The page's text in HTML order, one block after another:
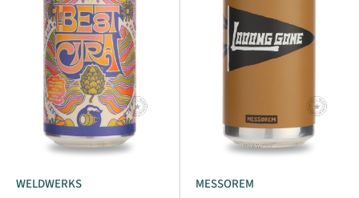
WELDWERKS MESSOREM